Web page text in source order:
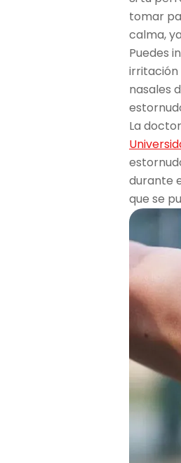
tomar
calma,
Puedes
irritación
nasales
La
durante
que se